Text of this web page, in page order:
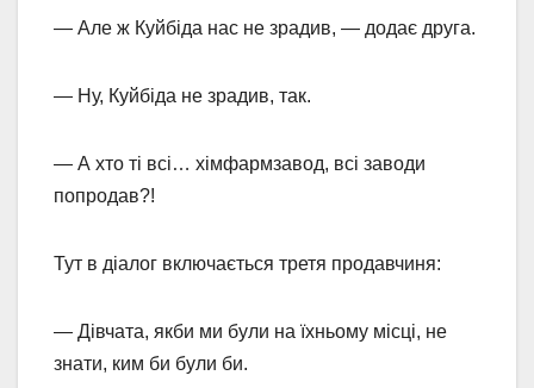
— Але ж Куйбіда нас не зрадив, — додає друга.
— Ну, Куйбіда не зрадив, так.
— А хто ті всі… хімфармзавод, всі заводи
попродав?!
Тут в діалог включається третя продавчиня:
— Дівчата, якби ми були на їхньому місці, не
знати, ким би були би.